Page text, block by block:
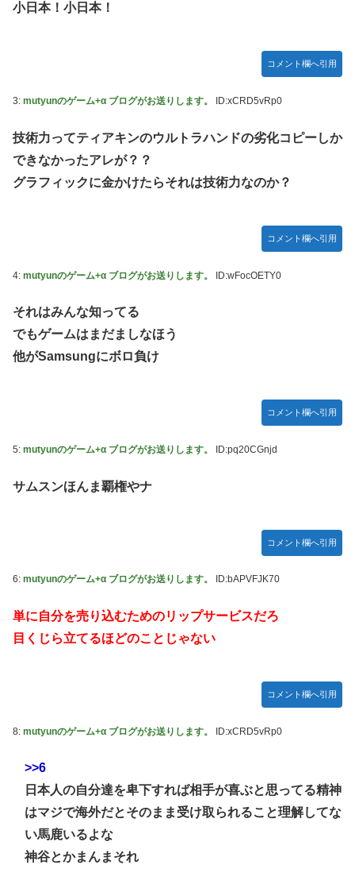
本屋に現れた異臭＆浮浪者風の男、ペタンコのボストンバッ
【動画】これはお見事。中国重慶市で珍しい事故が撮影され
込みがエグすぎる
私の彼に裏表がなさすぎる 第3話
【悲報】 めっちゃカメレオンさん、早速パクリゲーが任天
やる夫のダンジョン運営記183-雑談所ネタ118 懺悔小ネタ
「創刻のファイアホイール」+埋めネタ「ファイアホイール
か…『もう何でも作れそうやな』
やる夫「催眠アプリを手に入れたんだけど……これ必要だっ
た？」 第29話
【画像】漫画・アニメの「武人系敵幹部」に付きまといがち
な疑問ｗｗｗｗ
鮮でたまらん」の声【画像】
【種運命】ネオが結局よく分からないまま新しい映画が終わ
乃木坂ど新規の5期オタさんってもしかして、賀喜遥香のイ
た？24h16.3万でぶっちぎりですよ笑
焦げだらけの業務用鉄板が水と蒸気で鏡のようにピカピカに
【画像あり】ロピアのパワー全開おにぎり「444円」がコチ
ラｗｗｗｗｗ
ハチワレ｣【乃木坂46】
小日本！小日本！
コメント欄へ引用
3: mutyunのゲーム+α ブログがお送りします。 ID:xCRD5vRp0
技術力ってティアキンのウルトラハンドの劣化コピーしか
できなかったアレが？？
グラフィックに金かけたらそれは技術力なのか？
コメント欄へ引用
4: mutyunのゲーム+α ブログがお送りします。 ID:wFocOETY0
それはみんな知ってる
でもゲームはまだましなほう
他がSamsungにボロ負け
コメント欄へ引用
5: mutyunのゲーム+α ブログがお送りします。 ID:pq20CGnjd
サムスンほんま覇権やナ
コメント欄へ引用
6: mutyunのゲーム+α ブログがお送りします。 ID:bAPVFJK70
単に自分を売り込むためのリップサービスだろ
目くじら立てるほどのことじゃない
コメント欄へ引用
8: mutyunのゲーム+α ブログがお送りします。 ID:xCRD5vRp0
>>6
日本人の自分達を卑下すれば相手が喜ぶと思ってる精神
はマジで海外だとそのまま受け取られること理解してな
い馬鹿いるよな
神谷とかまんまそれ